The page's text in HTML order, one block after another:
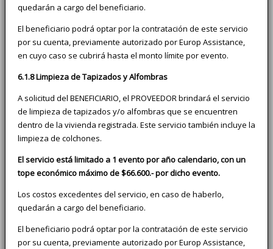
quedarán a cargo del beneficiario.
El beneficiario podrá optar por la contratación de este servicio
por su cuenta, previamente autorizado por Europ Assistance,
en cuyo caso se cubrirá hasta el monto límite por evento.
6.1.8 Limpieza de Tapizados y Alfombras
A solicitud del BENEFICIARIO, el PROVEEDOR brindará el servicio
de limpieza de tapizados y/o alfombras que se encuentren
dentro de la vivienda registrada. Este servicio también incluye la
limpieza de colchones.
El servicio está limitado a 1 evento por año calendario, con un
tope económico máximo de $66.600.- por dicho evento.
Los costos excedentes del servicio, en caso de haberlo,
quedarán a cargo del beneficiario.
El beneficiario podrá optar por la contratación de este servicio
por su cuenta, previamente autorizado por Europ Assistance,